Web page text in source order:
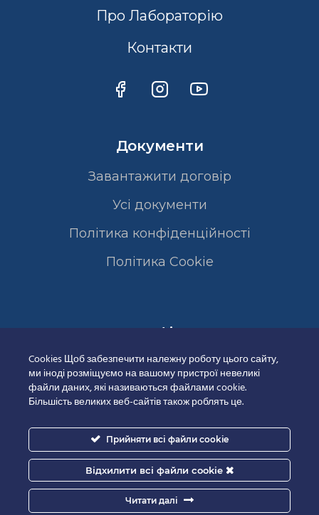
Про Лабораторію
Контакти
Документи
Завантажити договір
Усі документи
Політика конфіденційності
Полiтика Cookie
Сертифікати
Cookies Щоб забезпечити належну роботу цього сайту,
ми іноді розміщуємо на вашому пристрої невеликі
файли даних, які називаються файлами cookie.
Більшість великих веб-сайтів також роблять це.
Прийняти всі файли cookie
Відхилити всі файли cookie
Читати далі